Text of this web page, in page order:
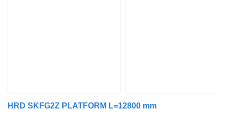
HRD SKFG2Z PLATFORM L=12800 mm